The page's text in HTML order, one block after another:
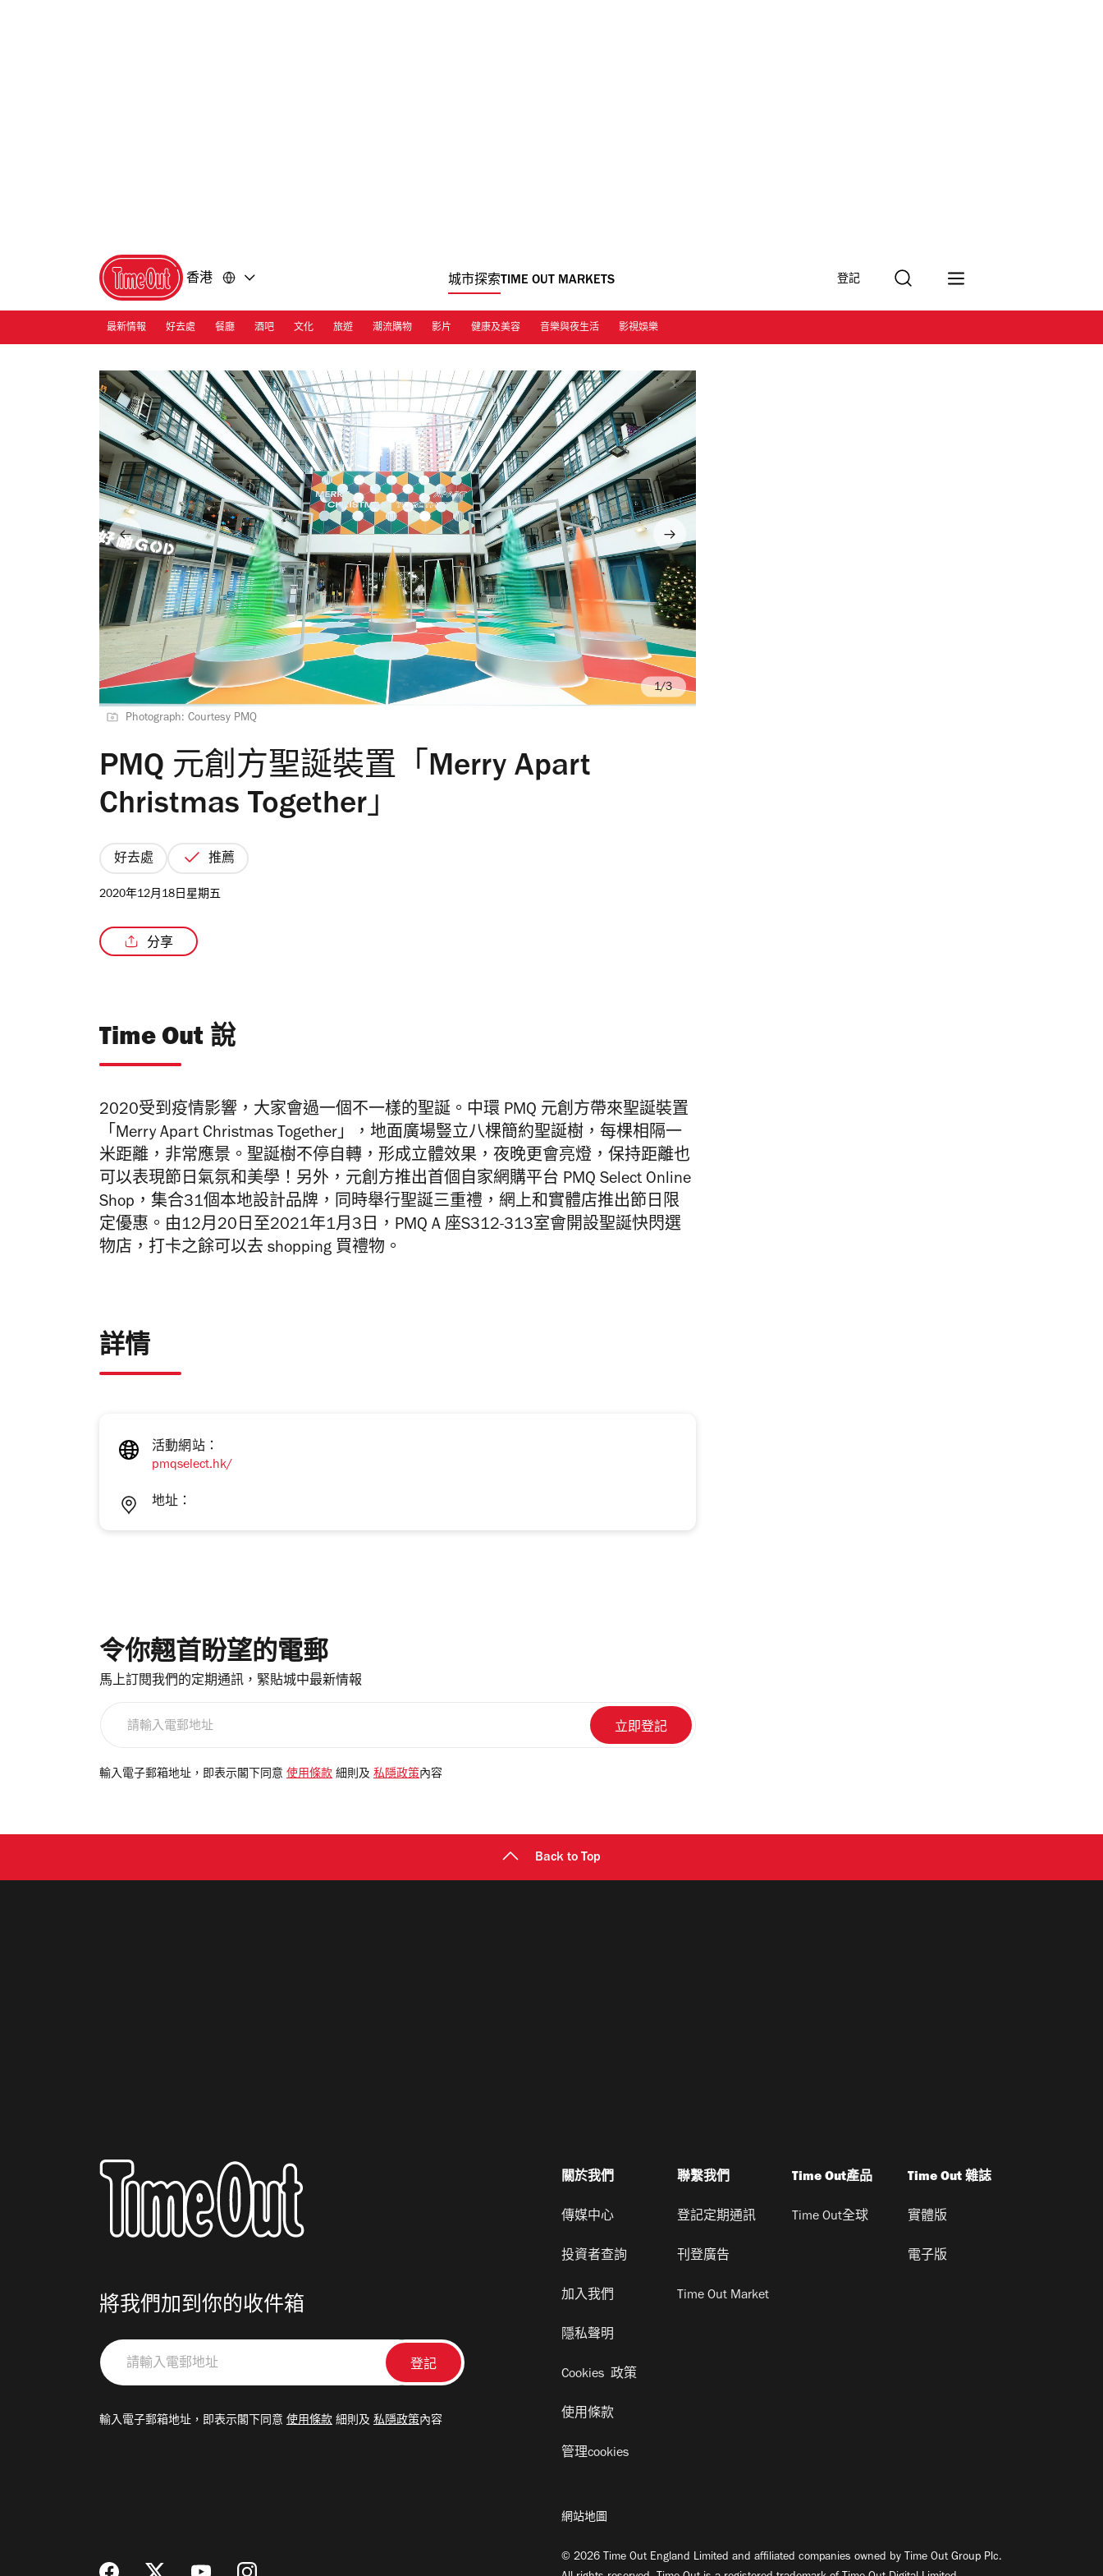
香港 城市探索TIME OUT MARKETS 登記
最新情報 好去處 餐廳 酒吧 文化 旅遊 潮流購物 影片 健康及美容 音樂與夜生活 影視娛樂
Photograph: Courtesy PMQ
/3
PMQ 元創方聖誕裝置「Merry Apart
Christmas Together」
好去處 推薦
2020年12月18日星期五
分享
Time Out 說
2020受到疫情影響，大家會過一個不一樣的聖誕。中環 PMQ 元創方帶來聖誕裝置
「Merry Apart Christmas Together」，地面廣場豎立八棵簡約聖誕樹，每棵相隔一
米距離，非常應景。聖誕樹不停自轉，形成立體效果，夜晚更會亮燈，保持距離也
可以表現節日氣氛和美學！另外，元創方推出首個自家網購平台 PMQ Select Online
Shop，集合31個本地設計品牌，同時舉行聖誕三重禮，網上和實體店推出節日限
定優惠。由12月20日至2021年1月3日，PMQ A 座S312-313室會開設聖誕快閃選
物店，打卡之餘可以去 shopping 買禮物。
詳情
活動網站：
pmqselect.hk/
地址：
令你翹首盼望的電郵
馬上訂閱我們的定期通訊，緊貼城中最新情報
電
輸入電子郵箱地址，即表示閣下同意 使用條款 細則及 私隱政策 內容
Back to Top
將我們加到你的收件箱
請
輸
郵
輸入電子郵箱地址，即表示閣下同意 使用條款 細則及 私隱政策內容
關於我們
傳媒中心
投資者查詢
加入我們
隱私聲明
Cookies 政策
使用條款
管理cookies
聯繫我們
登記定期通訊
刊登廣告
Time Out Market
Time Out產品
Time Out全球
Time Out 雜誌
實體版
電子版
網站地圖
© 2026 Time Out England Limited and affiliated companies owned by Time Out Group Plc.